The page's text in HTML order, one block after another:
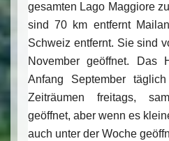
gesamten Lago Maggiore
sind 70 km entfernt
Schweiz entfernt. Sie sind
November geöffnet.
Anfang September
Zeiträumen freitags,
geöffnet, aber wenn es
auch unter der Woche